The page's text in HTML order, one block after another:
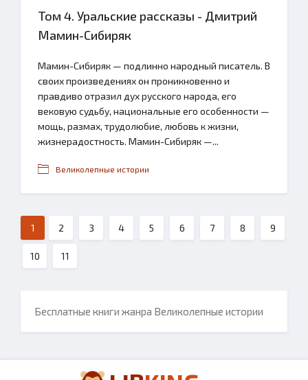
Том 4. Уральские рассказы - Дмитрий
Мамин-Сибиряк
Мамин-Сибиряк — подлинно народный писатель. В
своих произведениях он проникновенно и
правдиво отразил дух русского народа, его
вековую судьбу, национальные его особенности —
мощь, размах, трудолюбие, любовь к жизни,
жизнерадостность. Мамин-Сибиряк —...
Великолепные истории
1 2 3 4 5 6 7 8 9
10 11
Бесплатные книги жанра Великолепные истории